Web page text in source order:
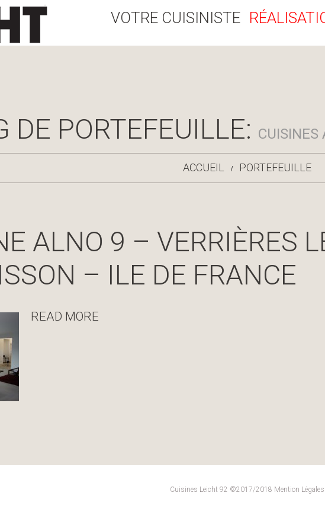
VOTRE CUISINISTE
DE PORTEFEUILLE: CUISINES
ACCUEIL PORTEFEUILLE
ALNO 9 – VERRIÈRES
– ILE DE FRANCE
READ MORE
Cuisines Leicht 92 ©2017/2018 Mention Légales